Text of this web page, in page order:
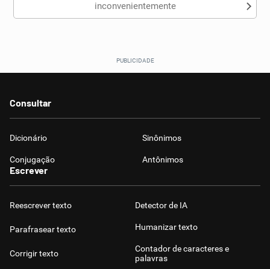
inconvenientemente
Consultar
Dicionário Sinônimos
Conjugação Antônimos
Escrever
Reescrever texto
Parafrasear texto
Corrigir texto
Detector de IA
Humanizar texto
Contador de caracteres e
palavras